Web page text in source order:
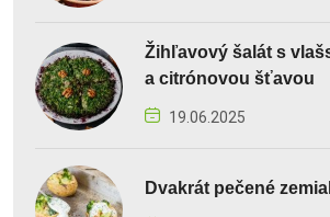
Žihľavový šalát s
a citrónovou šťavou
19.06.2025
Dvakrát pečené